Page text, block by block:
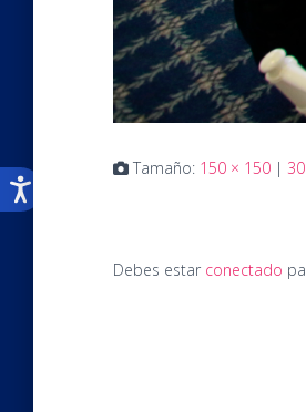
Tamaño: 150 × 150 |
Debes estar conectado